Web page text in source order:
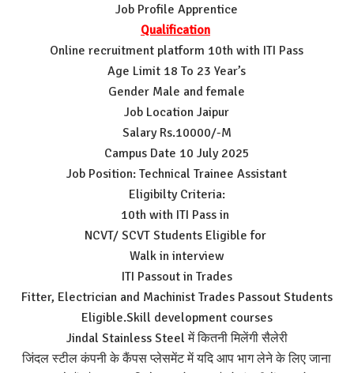
Job Profile Apprentice
Qualification
Online recruitment platform 10th with ITI Pass
Age Limit 18 To 23 Year’s
Gender Male and female
Job Location Jaipur
Salary Rs.10000/-M
Campus Date 10 July 2025
Job Position: Technical Trainee Assistant
Eligibilty Criteria:
10th with ITI Pass in
NCVT/ SCVT Students Eligible for
Walk in interview
ITI Passout in Trades
Fitter, Electrician and Machinist Trades Passout Students
Eligible.Skill development courses
Jindal Stainless Steel में कितनी मिलेंगी सैलेरी
जिंदल स्टील कंपनी के कैंपस प्लेसमेंट में यदि आप भाग लेने के लिए जाना